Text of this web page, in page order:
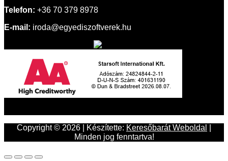
Telefon: +36 70 379 8978
E-mail: iroda@egyediszoftverek.hu
Copyright © 2026 | Készítette: Keresőbarát Weboldal
Minden jog fenntartva!